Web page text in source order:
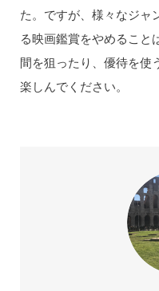
た。ですが、様々なジャ
る映画鑑賞をやめること
間を狙ったり、優待を使
楽しんでください。